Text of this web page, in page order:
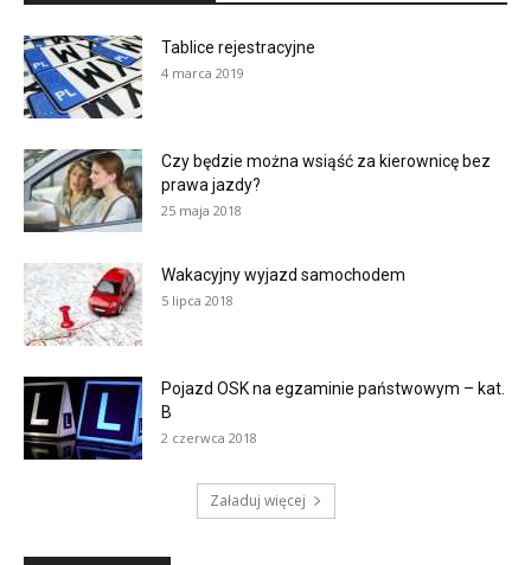
Tablice rejestracyjne
4 marca 2019
Czy będzie można wsiąść za kierownicę bez
prawa jazdy?
25 maja 2018
Wakacyjny wyjazd samochodem
5 lipca 2018
Pojazd OSK na egzaminie państwowym – kat.
B
2 czerwca 2018
Załaduj więcej